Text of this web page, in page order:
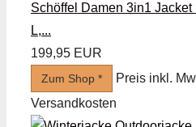
Schöffel Damen 3in1
L,...
199,95 EUR
Zum Shop *
Preis inkl.
Versandkosten